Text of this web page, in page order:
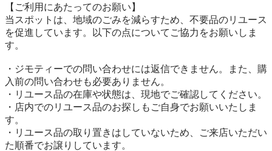
【ご利用にあたってのお願い】
当スポットは、地域のごみを減らすため、不要品のリユース
を促進しています。以下の点についてご協力をお願いしま
す。
・ジモティーでの問い合わせには返信できません。また、購
入前の問い合わせも必要ありません。
・リユース品の在庫や状態は、現地でご確認してください。
・店内でのリユース品のお探しもご自身でお願いいたしま
す。
・リユース品の取り置きはしていないため、ご来店いただい
た順番でお譲りしています。